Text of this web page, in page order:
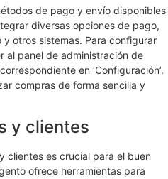
de pago y envío disponibles
diversas opciones de pago,
otros sistemas. Para configurar
al panel de administración de
en ‘Configuración’.
compras de forma sencilla y
y clientes
clientes es crucial para el buen
ofrece herramientas para